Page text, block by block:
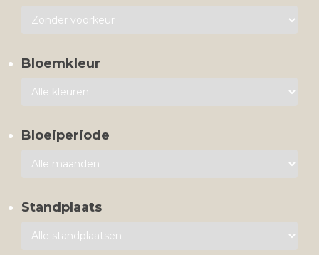
Bloemkleur
Bloeiperiode
Standplaats